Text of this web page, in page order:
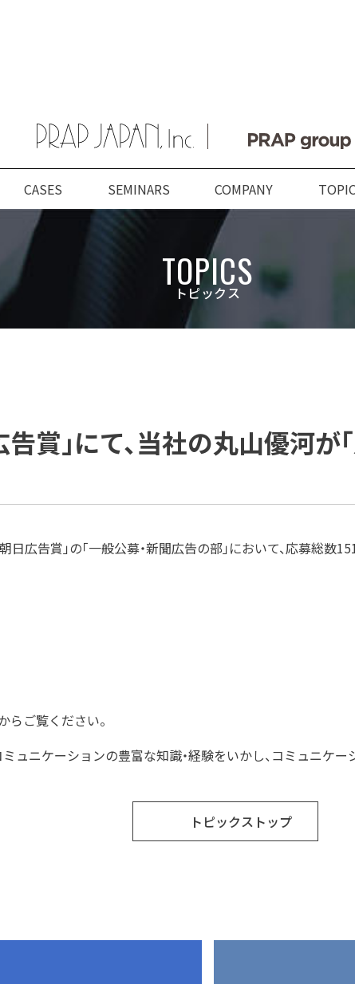
CASES SEMINARS COMPANY
ABOUT US
プラップジャパ
SERVICES
サービス
COMPANY
企業情報
プラップグループ
TOPICS
新着情報
TOPICS
トピックス
賞」にて、当社の丸山優河が「
広告賞」の「一般公募・新聞広告の部」において、応募総数
らご覧ください。
ュニケーションの豊富な知識・経験をいかし、コミュニケ
トピックストップ